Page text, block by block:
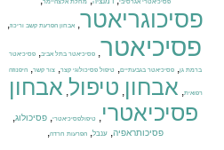
פסיכוגריאטר, אבחון הפרעת קשב וריכוז,
פסיכיאטר, פסיכיאטר בתל אביב, פסיכיאטר
ברמת גן, פסיכיאטר בגבעתיים, טיפול פסיכולוגי קצר, צור קשר, היפנוזה
רפואית, אבחון, טיפול, אבחון
פסיכיאטרי, טיפולפסיכיאטרי, פסיכולוג,
פסיכותראפיה, ענבל, הפרעות חרדה,